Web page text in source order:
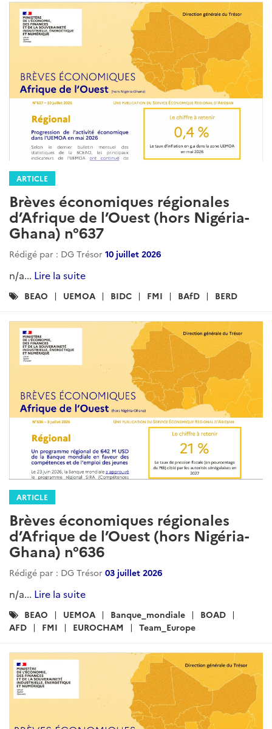
ARTICLE
Brèves économiques régionales
d’Afrique de l’Ouest (hors Nigéria-
Ghana) n°637
Rédigé par : DG Trésor 10 juillet 2026
n/a... Lire la suite
Catégories
BEAO UEMOA BIDC FMI BAfD BERD
ARTICLE
Brèves économiques régionales
d’Afrique de l’Ouest (hors Nigéria-
Ghana) n°636
Rédigé par : DG Trésor 03 juillet 2026
n/a... Lire la suite
Catégories
:
BEAO UEMOA Banque_mondiale
BOAD
AFD
FMI EUROCHAM Team_Europe